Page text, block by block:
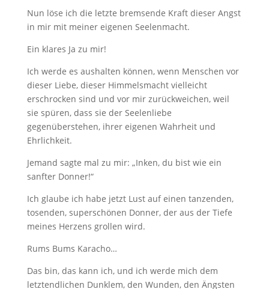
Nun löse ich die letzte bremsende Kraft dieser Angst
in mir mit meiner eigenen Seelenmacht.
Ein klares Ja zu mir!
Ich werde es aushalten können, wenn Menschen vor
dieser Liebe, dieser Himmelsmacht vielleicht
erschrocken sind und vor mir zurückweichen, weil
sie spüren, dass sie der Seelenliebe
gegenüberstehen, ihrer eigenen Wahrheit und
Ehrlichkeit.
Jemand sagte mal zu mir: „Inken, du bist wie ein
sanfter Donner!“
Ich glaube ich habe jetzt Lust auf einen tanzenden,
tosenden, superschönen Donner, der aus der Tiefe
meines Herzens grollen wird.
Rums Bums Karacho…
Das bin, das kann ich, und ich werde mich dem
letztendlichen Dunklem, den Wunden, den Ängsten